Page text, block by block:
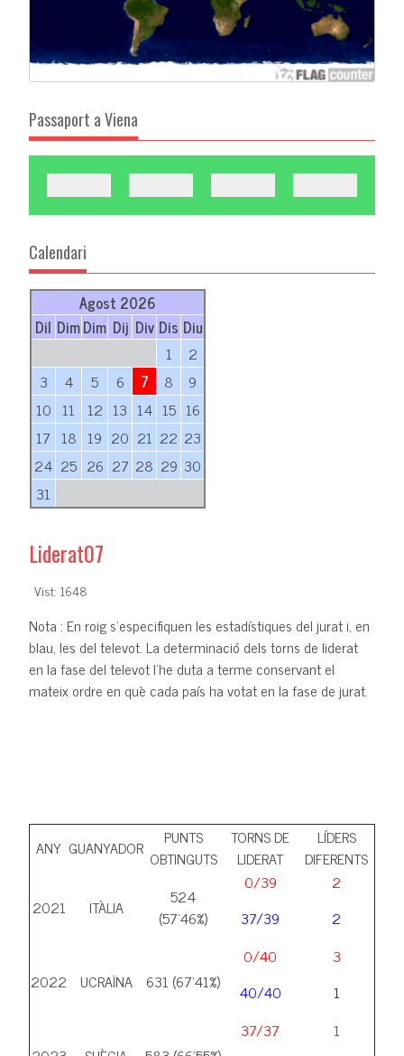
Passaport a Viena
Calendari
Agost 2026
Dil DimDim Dij Div Dis Diu
1
2
3
4 5 6 7 8
9
10 11 12 13 14 15 16
17 18 19 20 21 22 23
24 25 26 27 28 29 30
31
Liderat07
Vist: 1648
Nota : En roig s'especifiquen les estadístiques del jurat i, en
blau, les del televot. La determinació dels torns de liderat
en la fase del televot l'he duta a terme conservant el
mateix ordre en què cada país ha votat en la fase de jurat.
ANY GUANYADOR
PUNTS
OBTINGUTS
TORNS DE
LIDERAT
LÍDERS
DIFERENTS
2021 ITÀLIA
524
(57'46%)
0/39
37/39
2
2
2022 UCRAÏNA 631 (67'41%)
0/40
40/40
3
1
37/37
1